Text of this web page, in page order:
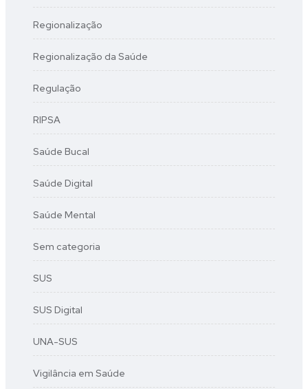
Regionalização
Regionalização da Saúde
Regulação
RIPSA
Saúde Bucal
Saúde Digital
Saúde Mental
Sem categoria
SUS
SUS Digital
UNA-SUS
Vigilância em Saúde